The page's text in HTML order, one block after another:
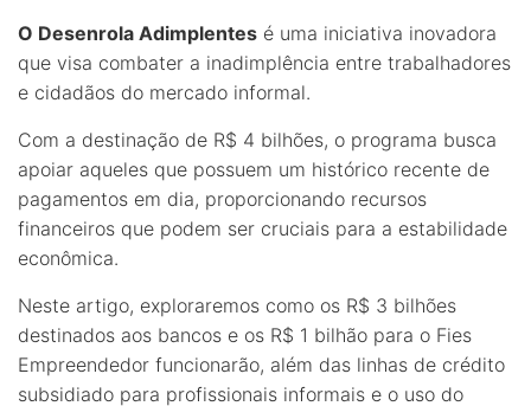
O Desenrola Adimplentes é uma iniciativa inovadora
que visa combater a inadimplência entre trabalhadores
e cidadãos do mercado informal.
Com a destinação de R$ 4 bilhões, o programa busca
apoiar aqueles que possuem um histórico recente de
pagamentos em dia, proporcionando recursos
financeiros que podem ser cruciais para a estabilidade
econômica.
Neste artigo, exploraremos como os R$ 3 bilhões
destinados aos bancos e os R$ 1 bilhão para o Fies
Empreendedor funcionarão, além das linhas de crédito
subsidiado para profissionais informais e o uso do